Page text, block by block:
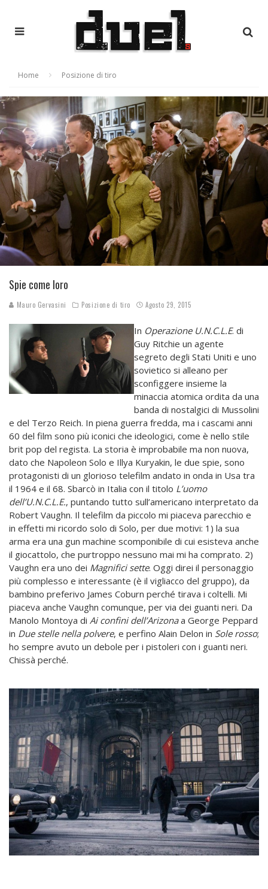
Home Posizione di tiro
Spie come loro
Mauro Gervasini Posizione di tiro Agosto 29, 2015
In Operazione U.N.C.L.E. di
Guy Ritchie un agente
segreto degli Stati Uniti e uno
sovietico si alleano per
sconfiggere insieme la
minaccia atomica ordita da una
banda di nostalgici di Mussolini
e del Terzo Reich. In piena guerra fredda, ma i cascami anni
60 del film sono più iconici che ideologici, come è nello stile
brit pop del regista. La storia è improbabile ma non nuova,
dato che Napoleon Solo e Illya Kuryakin, le due spie, sono
protagonisti di un glorioso telefilm andato in onda in Usa tra
il 1964 e il 68. Sbarcò in Italia con il titolo L’uomo
dell’U.N.C.L.E., puntando tutto sull’americano interpretato da
Robert Vaughn. Il telefilm da piccolo mi piaceva parecchio e
in effetti mi ricordo solo di Solo, per due motivi: 1) la sua
arma era una gun machine scomponibile di cui esisteva anche
il giocattolo, che purtroppo nessuno mai mi ha comprato. 2)
Vaughn era uno dei Magnifici sette. Oggi direi il personaggio
più complesso e interessante (è il vigliacco del gruppo), da
bambino preferivo James Coburn perché tirava i coltelli. Mi
piaceva anche Vaughn comunque, per via dei guanti neri. Da
Manolo Montoya di Ai confini dell’Arizonaa George Peppard
in Due stelle nella polvere, e perfino Alain Delon in Sole rosso;
ho sempre avuto un debole per i pistoleri con i guanti neri.
Chissà perché.